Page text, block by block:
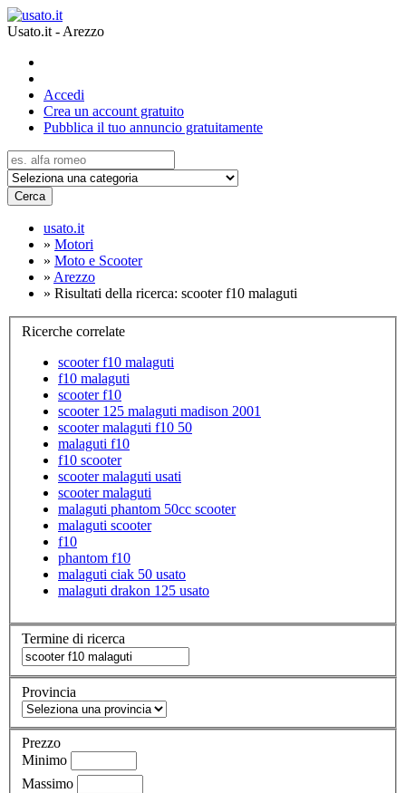
Usato.it - Arezzo
Accedi
Crea un account gratuito
Pubblica il tuo annuncio gratuitamente
Cerca
usato.it
» Motori
» Moto e Scooter
» Arezzo
» Risultati della ricerca: scooter f10 malaguti
Ricerche correlate
scooter f10 malaguti
f10 malaguti
scooter f10
scooter 125 malaguti madison 2001
scooter malaguti f10 50
malaguti f10
f10 scooter
scooter malaguti usati
scooter malaguti
malaguti phantom 50cc scooter
malaguti scooter
f10
phantom f10
malaguti ciak 50 usato
malaguti drakon 125 usato
Termine di ricerca
Provincia
Prezzo
Minimo
Massimo